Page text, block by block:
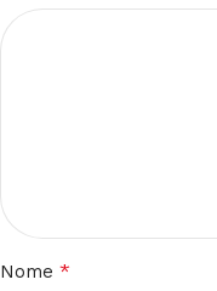
Nome *